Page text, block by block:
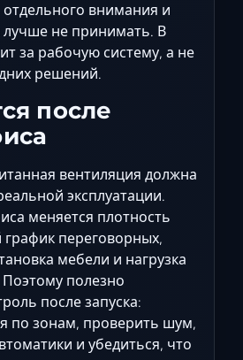
внимания и
не принимать. В
за рабочую систему, а не
решений.
после
вентиляция должна
эксплуатации.
меняется плотность
переговорных,
мебели и нагрузка
полезно
после запуска:
по зонам, проверить шум,
и убедиться, что